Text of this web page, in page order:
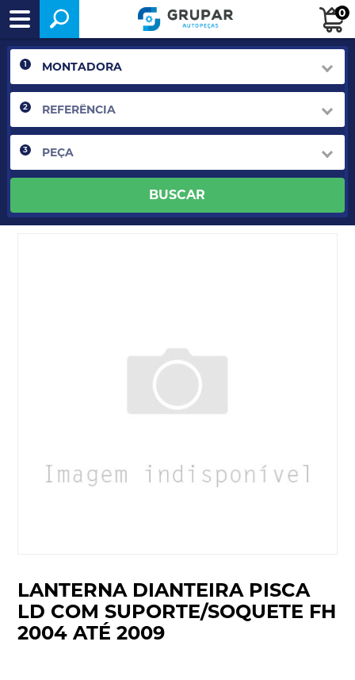
0
1
2
3
BUSCAR
LANTERNA DIANTEIRA PISCA
LD COM SUPORTE/SOQUETE FH
2004 ATÉ 2009